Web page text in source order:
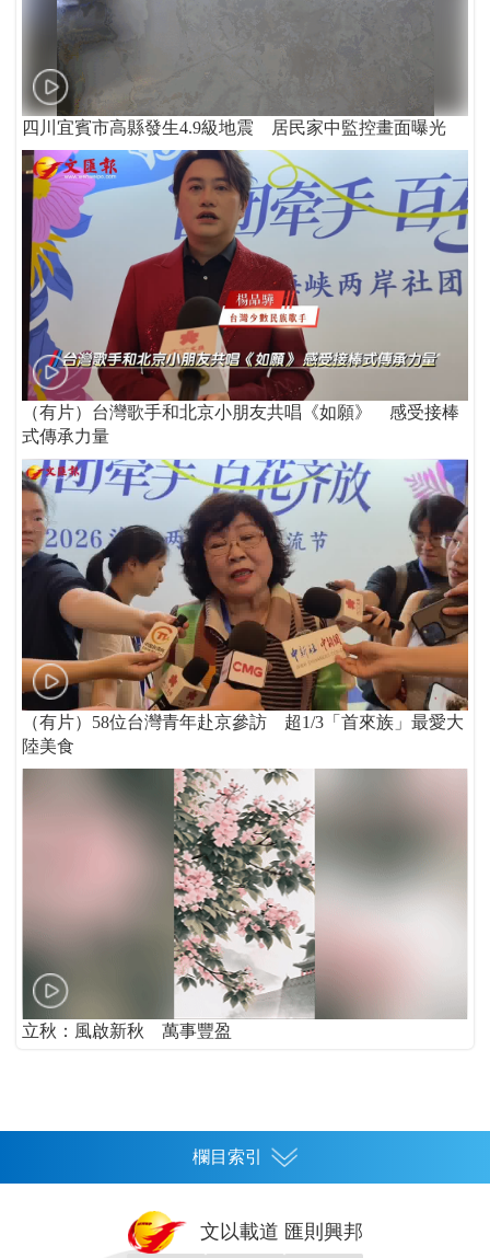
四川宜賓市高縣發生4.9級地震 居民家中監控畫面曝光
（有片）台灣歌手和北京小朋友共唱《如願》 感受接棒
式傳承力量
（有片）58位台灣青年赴京參訪 超1/3「首來族」最愛大
陸美食
立秋：風啟新秋 萬事豐盈
欄目索引
文以載道 匯則興邦